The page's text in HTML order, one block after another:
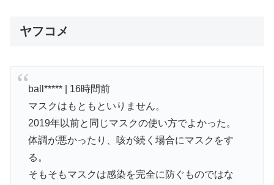
ヤフコメ
ball***** | 16時間前
マスクはもともといりません。
2019年以前と同じマスクの使い方でよかった。
体調が悪かったり、咳が続く場合にマスクをす
る。
そもそもマスクは感染を完全に防ぐものではな